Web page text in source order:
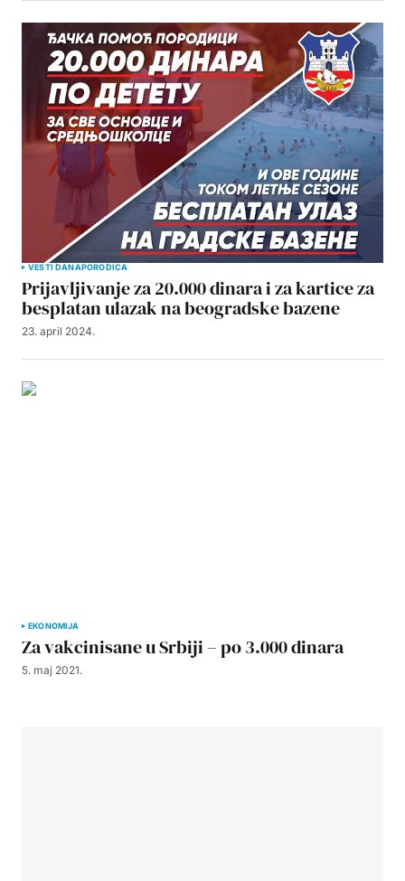
VESTI DANAPORODICA
Prijavljivanje za 20.000 dinara i za kartice za
besplatan ulazak na beogradske bazene
23. april 2024.
EKONOMIJA
Za vakcinisane u Srbiji – po 3.000 dinara
5. maj 2021.